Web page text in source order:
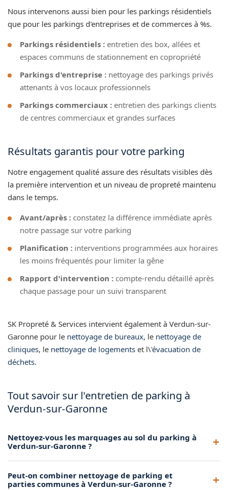
Nous intervenons aussi bien pour les parkings résidentiels
que pour les parkings d'entreprises et de commerces à %s.
Parkings résidentiels : entretien des box, allées et
espaces communs de stationnement en copropriété
Parkings d'entreprise : nettoyage des parkings privés
attenants à vos locaux professionnels
Parkings commerciaux : entretien des parkings clients
de centres commerciaux et grandes surfaces
Résultats garantis pour votre parking
Notre engagement qualité assure des résultats visibles dès
la première intervention et un niveau de propreté maintenu
dans le temps.
Avant/après : constatez la différence immédiate après
notre passage sur votre parking
Planification : interventions programmées aux horaires
les moins fréquentés pour limiter la gêne
Rapport d'intervention : compte-rendu détaillé après
chaque passage pour un suivi transparent
SK Propreté & Services intervient également à Verdun-sur-
Garonne pour le nettoyage de bureaux, le nettoyage de
cliniques, le nettoyage de logements et l\'évacuation de
déchets.
Tout savoir sur l'entretien de parking à
Verdun-sur-Garonne
Nettoyez-vous les marquages au sol du parking à
Verdun-sur-Garonne ?
leur lisibilité et améliorer la sécurité de votre parking à
Peut-on combiner nettoyage de parking et
parties communes à Verdun-sur-Garonne ?